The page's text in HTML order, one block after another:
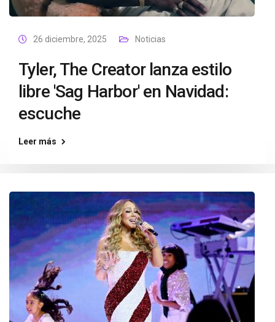
26 diciembre, 2025 Noticias
Tyler, The Creator lanza estilo
libre 'Sag Harbor' en Navidad:
escuche
Leer más